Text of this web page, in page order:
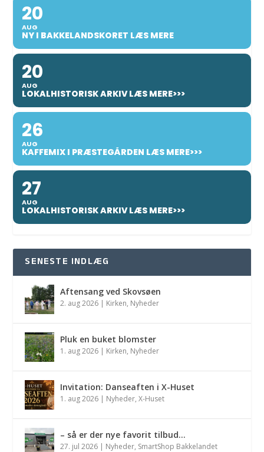
20
AUG
NY I BAKKELANDSKORET LÆS MERE
20
AUG
LOKALHISTORISK ARKIV LÆS MERE>>>
26
AUG
KAFFEMIX I PRÆSTEGÅRDEN LÆS MERE>>>
27
AUG
LOKALHISTORISK ARKIV LÆS MERE>>>
SENESTE INDLÆG
Aftensang ved Skovsøen
2. aug 2026 | Kirken, Nyheder
Pluk en buket blomster
1. aug 2026 | Kirken, Nyheder
Invitation: Danseaften i X-Huset
1. aug 2026 | Nyheder,X-Huset
– så er der nye favorit tilbud…
27. jul 2026 | Nyheder, SmartShop Bakkelandet